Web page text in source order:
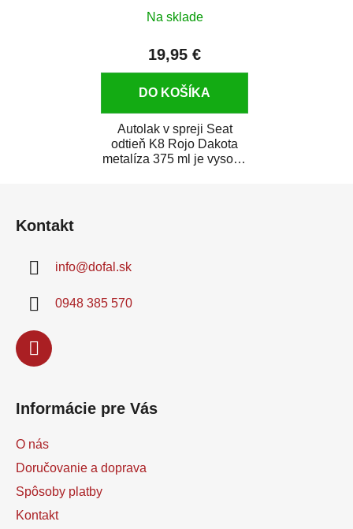
Na sklade
19,95 €
DO KOŠÍKA
Autolak v spreji Seat
odtieň K8 Rojo Dakota
metalíza 375 ml je vysoko
Kontakt
info@dofal.sk
0948 385 570
Informácie pre Vás
O nás
Doručovanie a doprava
Spôsoby platby
Kontakt